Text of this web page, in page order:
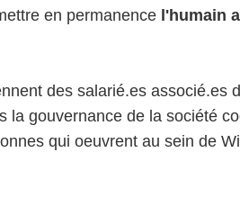
en permanence l'humain
des salarié.es associé.es
la gouvernance de la société
qui oeuvrent au sein de